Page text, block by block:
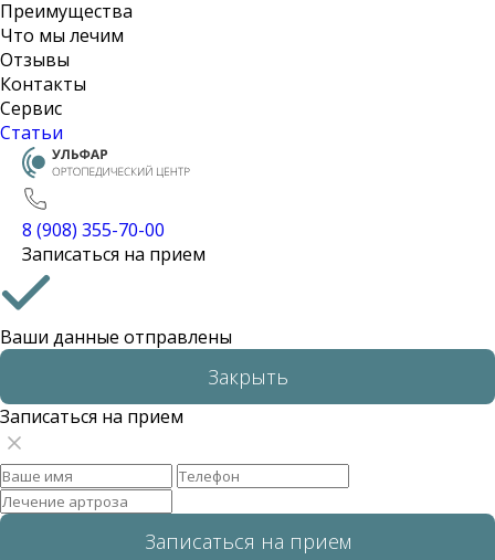
Преимущества
Что мы лечим
Отзывы
Контакты
Сервис
Статьи
8 (908) 355-70-00
Записаться на прием
Ваши данные отправлены
Закрыть
Записаться на прием
Записаться на прием